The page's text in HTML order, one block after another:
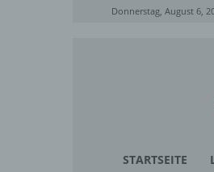
Donnerstag, August 6,
STARTSEITE